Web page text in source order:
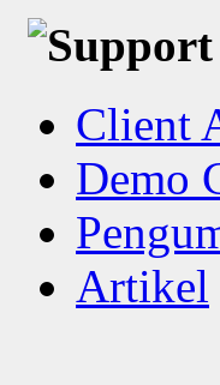
Client
Demo
Artikel